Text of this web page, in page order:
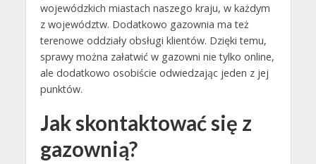
wojewódzkich miastach naszego kraju, w każdym
z województw. Dodatkowo gazownia ma też
terenowe oddziały obsługi klientów. Dzięki temu,
sprawy można załatwić w gazowni nie tylko online,
ale dodatkowo osobiście odwiedzając jeden z jej
punktów.
Jak skontaktować się z
gazownią?